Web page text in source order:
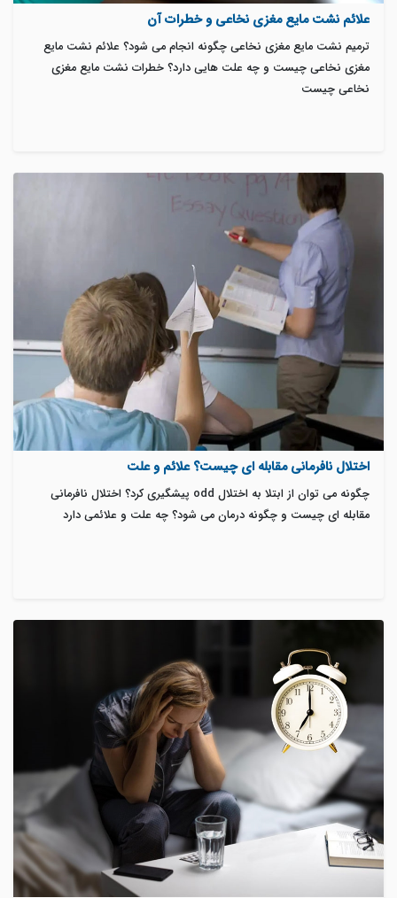
علائم نشت مایع مغزی نخاعی و خطرات آن
ترمیم نشت مایع مغزی نخاعی چگونه انجام می شود؟ علائم نشت مایع
مغزی نخاعی چیست و چه علت هایی دارد؟ خطرات نشت مایع مغزی
نخاعی چیست
اختلال نافرمانی مقابله ای چیست؟ علائم و علت
چگونه می توان از ابتلا به اختلال odd پیشگیری کرد؟ اختلال نافرمانی
مقابله ای چیست و چگونه درمان می شود؟ چه علت و علائمی دارد